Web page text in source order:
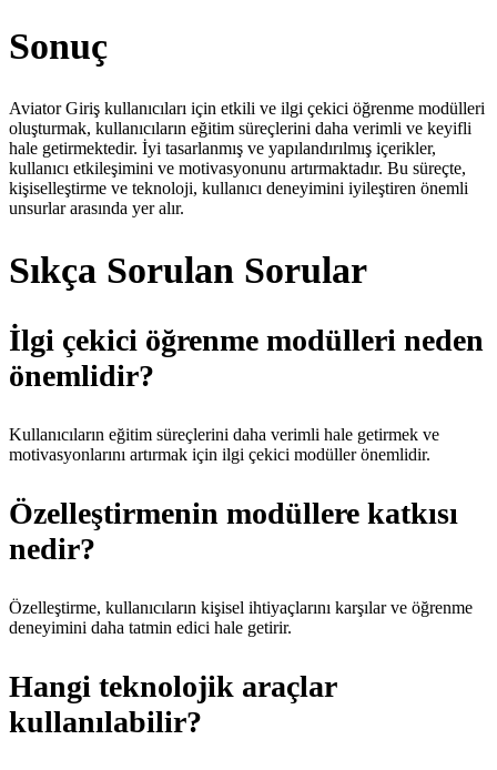
Sonuç
Aviator Giriş kullanıcıları için etkili ve ilgi çekici öğrenme modülleri
oluşturmak, kullanıcıların eğitim süreçlerini daha verimli ve keyifli
hale getirmektedir. İyi tasarlanmış ve yapılandırılmış içerikler,
kullanıcı etkileşimini ve motivasyonunu artırmaktadır. Bu süreçte,
kişiselleştirme ve teknoloji, kullanıcı deneyimini iyileştiren önemli
unsurlar arasında yer alır.
Sıkça Sorulan Sorular
İlgi çekici öğrenme modülleri neden
önemlidir?
Kullanıcıların eğitim süreçlerini daha verimli hale getirmek ve
motivasyonlarını artırmak için ilgi çekici modüller önemlidir.
Özelleştirmenin modüllere katkısı
nedir?
Özelleştirme, kullanıcıların kişisel ihtiyaçlarını karşılar ve öğrenme
deneyimini daha tatmin edici hale getirir.
Hangi teknolojik araçlar
kullanılabilir?